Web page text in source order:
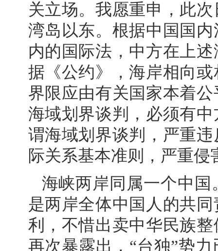
关立场。我愿重申，此
湾岛以东。根据中国国
内的国际法，中方在上
据《公约》，海岸相向
界限应由有关国家本着
海域划界谈判，必须有
谓海域划界谈判，严重
际关系基本准则，严重
海峡两岸同属一个中
是两岸全体中国人的共
利，不惜出卖中华民族
再次暴露出，“台独”势